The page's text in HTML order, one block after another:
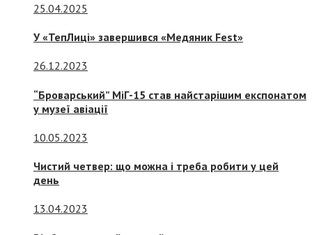
25.04.2025
У «ТепЛиці» завершився «Медяник Fest»
26.12.2023
“Броварський” МіГ-15 став найстарішим експонатом
у музеї авіації
10.05.2023
Чистий четвер: що можна і треба робити у цей
день
13.04.2023